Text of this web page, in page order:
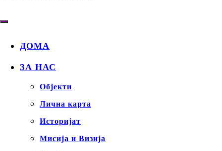
ДОМА
ЗА НАС
Објекти
Лична карта
Историјат
Мисија и Визија